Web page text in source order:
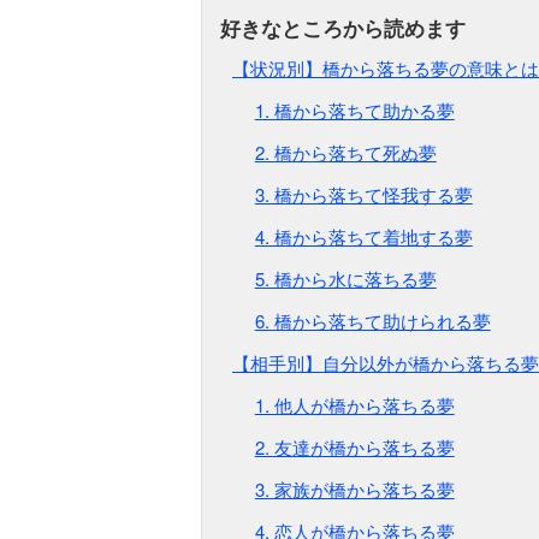
【状況別】橋から落ちる夢の意味と
1. 橋から落ちて助かる夢
2. 橋から落ちて死ぬ夢
3. 橋から落ちて怪我する夢
4. 橋から落ちて着地する夢
5. 橋から水に落ちる夢
6. 橋から落ちて助けられる夢
【相手別】自分以外が橋から落ちる
1. 他人が橋から落ちる夢
2. 友達が橋から落ちる夢
3. 家族が橋から落ちる夢
4. 恋人が橋から落ちる夢